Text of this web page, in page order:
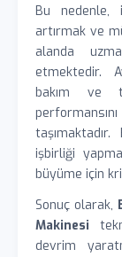
Bu nedenle,
artırmak ve
alanda
etmektedir.
bakım ve
işbirliği
büyüme için
Sonuç olarak,
Makinesi
devrim